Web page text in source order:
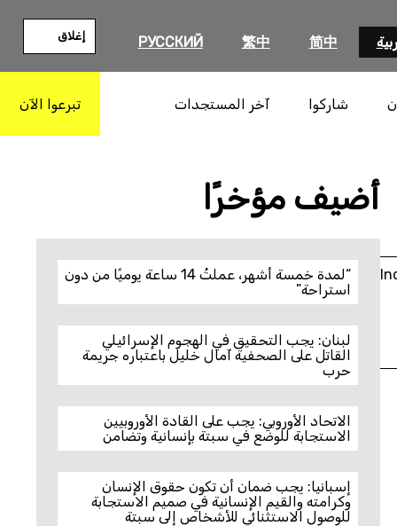
简中
繁中
РУССКИЙ إغلاق
شاركوا آخر المستجدات تبرعوا الآن
أضيف مؤخرًا
“لمدة خمسة أشهر، عملتُ 14 ساعة يوميًا من دون
استراحة”
لبنان: يجب التحقيق في الهجوم الإسرائيلي
القاتل على الصحفية آمال خليل باعتباره جريمة
حرب
الاتحاد الأوروبي: يجب على القادة الأوروبيين
الاستجابة للوضع في سبتة بإنسانية وتضامن
إسبانيا: يجب ضمان أن تكون حقوق الإنسان
وكرامته والقيم الإنسانية في صميم الاستجابة
للوصول الاستثنائي للأشخاص إلى سبتة